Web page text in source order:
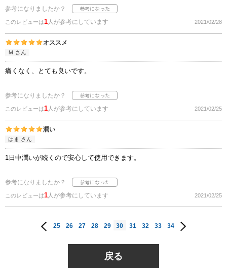
参考になりましたか？
このレビューは1人が参考にしています 2021/02/28
オススメ
Ｍ さん
痛くなく、とても良いです。
参考になりましたか？
このレビューは1人が参考にしています 2021/02/25
潤い
はま さん
1日中潤いが続くので安心して使用できます。
参考になりましたか？
このレビューは1人が参考にしています 2021/02/25
25 26 27 28 29 30 31 32 33 34
戻る